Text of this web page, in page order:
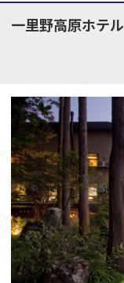
一里野高原ホテ